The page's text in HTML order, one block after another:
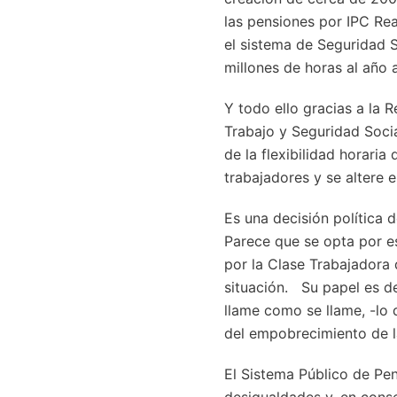
las pensiones por IPC
el sistema de Seguridad
millones de horas al año
Y todo ello gracias a la
Trabajo y Seguridad
de la flexibilidad horaria
trabajadores y se altere
Es una decisión política
Parece que se opta por
por la Clase
situación. Su papel es
llame como se llame, -lo
del empobrecimiento de
El Sistema Público de